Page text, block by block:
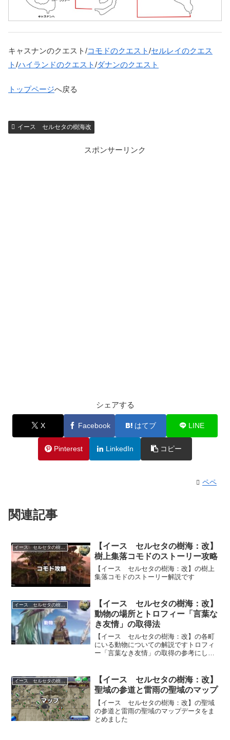
キャスナンのクエスト/コモドのクエスト/セルレイのクエス
ト/ハイランドのクエスト/ダナンのクエスト
トップページへ戻る
イース セルセタの樹海改
スポンサーリンク
シェアする
X Facebook はてブ LINE
Pinterest LinkedIn コピー
ペペ
関連記事
【イース セルセタの樹海：改】
樹上集落コモドのストーリー攻略
【イース セルセタの樹海：改】の樹上
集落コモドのストーリー解説です
イース セルセタの樹海改
【イース セルセタの樹海：改】
動物の場所とトロフィー「言葉な
き友情」の取得法
【イース セルセタの樹海：改】の各町
にいる動物についての解説ですトロフィ
ー「言葉なき友情」の取得の参考にして
イース セルセタの樹海改
【イース セルセタの樹海：改】
聖域の参道と雷雨の聖域のマップ
【イース セルセタの樹海：改】の聖域
の参道と雷雨の聖域のマップデータをま
とめました